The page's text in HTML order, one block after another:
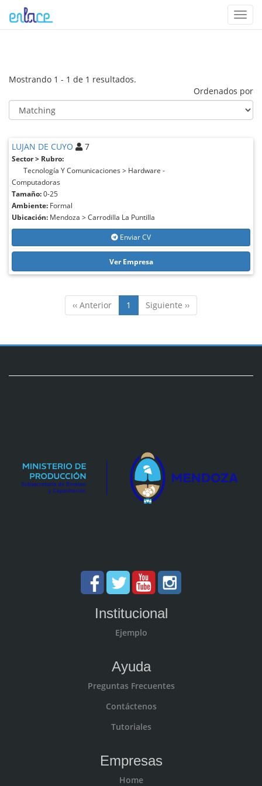
Mostrando 1 - 1 de 1 resultados.
Ordenados por
LUJAN DE CUYO 7
Sector > Rubro:
Tecnología Y Comunicaciones > Hardware -
Computadoras
Tamaño:0-25
Ambiente: Formal
Ubicación: Mendoza > Carrodilla La Puntilla
Enviar CV
Ver Empresa
‹‹ Anterior 1 Siguiente ››
Institucional
Ejemplo
Ayuda
Preguntas Frecuentes
Contáctenos
Tutoriales
Empresas
Home